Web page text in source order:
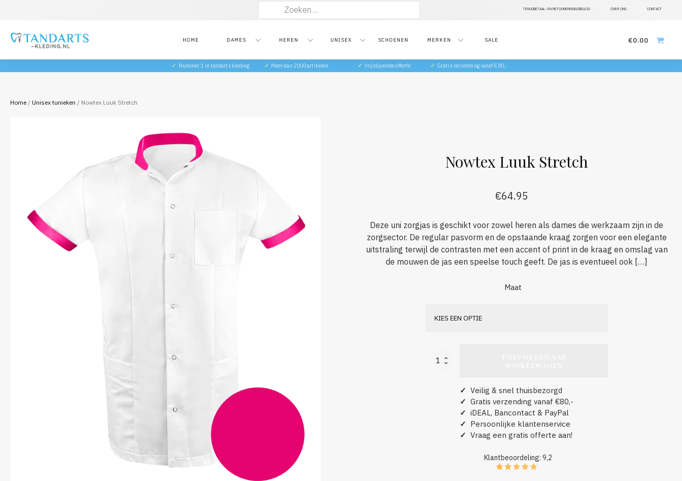
TERUGBETAAL- EN RETOURERNINGSBELEID OVER ONS CONTACT
HOME DAMES HEREN UNISEX SCHOENEN MERKEN SALE €0.00
✓ Nummer 1 in tandarts kleding ✓ Meer dan 2000 artikelen ✓ Vrijblijvende offerte ✓ Gratis verzending vanaf €80,-
Home / Unisex tunieken / Nowtex Luuk Stretch
Nowtex Luuk Stretch
€64.95
Deze uni zorgjas is geschikt voor zowel heren als dames die werkzaam zijn in de
zorgsector. De regular pasvorm en de opstaande kraag zorgen voor een elegante
uitstraling terwijl de contrasten met een accent of print in de kraag en omslag van
de mouwen de jas een speelse touch geeft. De jas is eventueel ook […]
Maat
Nowtex
Luuk
✓ Veilig & snel thuisbezorgd
✓ Gratis verzending vanaf €80,-
✓ iDEAL, Bancontact & PayPal
✓ Persoonlijke klantenservice
✓ Vraag een gratis offerte aan!
Klantbeoordeling: 9,2